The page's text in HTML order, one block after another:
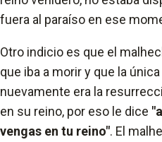
fuera al paraíso en ese
Otro indicio es que el
que iba a morir y que la
nuevamente era la
en su reino, por eso le dice
vengas en tu reino". El